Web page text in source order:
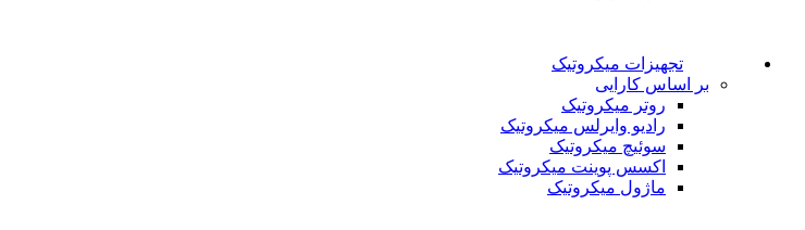
تجهیزات میکروتیک
بر اساس کارایی
روتر میکروتیک
رادیو وایرلس میکروتیک
سوئیچ میکروتیک
اکسس پوینت میکروتیک
ماژول میکروتیک